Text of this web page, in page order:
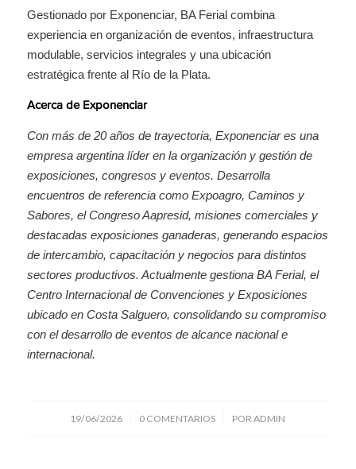
Gestionado por Exponenciar, BA Ferial combina
experiencia en organización de eventos, infraestructura
modulable, servicios integrales y una ubicación
estratégica frente al Río de la Plata.
Acerca de Exponenciar
Con más de 20 años de trayectoria, Exponenciar es una
empresa argentina líder en la organización y gestión de
exposiciones, congresos y eventos. Desarrolla
encuentros de referencia como Expoagro, Caminos y
Sabores, el Congreso Aapresid, misiones comerciales y
destacadas exposiciones ganaderas, generando espacios
de intercambio, capacitación y negocios para distintos
sectores productivos. Actualmente gestiona BA Ferial, el
Centro Internacional de Convenciones y Exposiciones
ubicado en Costa Salguero, consolidando su compromiso
con el desarrollo de eventos de alcance nacional e
internacional.
19/06/2026
/ 0 COMENTARIOS
/ PORADMIN